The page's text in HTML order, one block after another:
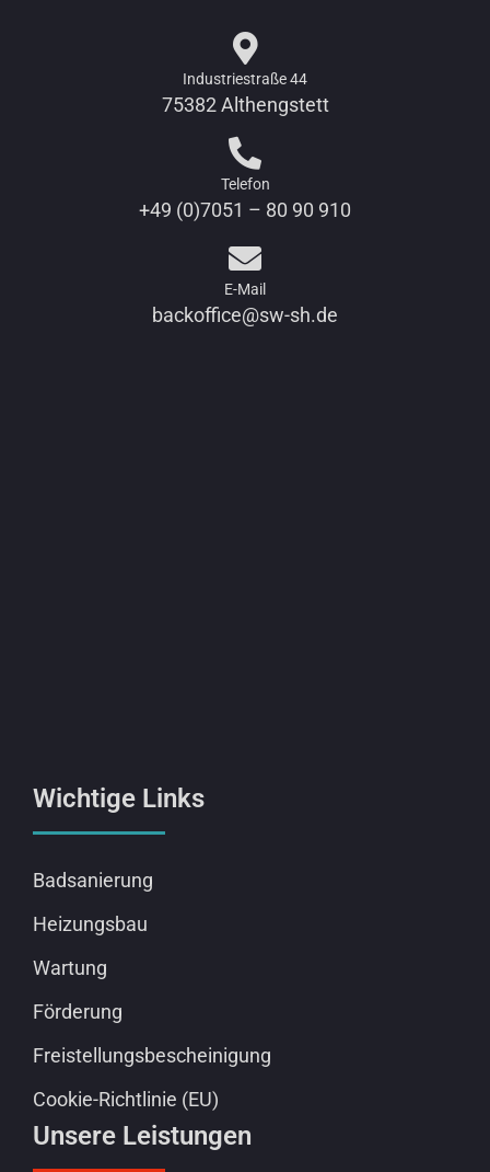
Industriestraße 44
75382 Althengstett
Telefon
+49 (0)7051 – 80 90 910
E-Mail
backoffice@sw-sh.de
Wichtige Links
Badsanierung
Heizungsbau
Wartung
Förderung
Freistellungsbescheinigung
Cookie-Richtlinie (EU)
Unsere Leistungen